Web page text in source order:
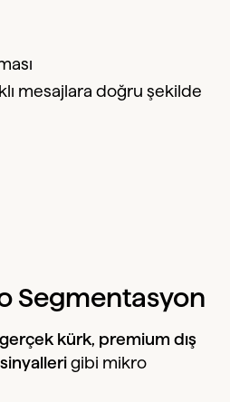
mesajlara doğru şekilde
Segmentasyon
kürk, premium dış
gibi mikro